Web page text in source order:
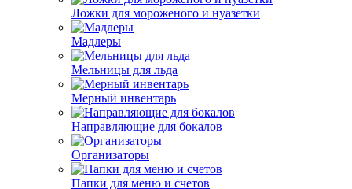
Ложки для мороженого и нуазетки
Мадлеры
Мельницы для льда
Мерный инвентарь
Направляющие для бокалов
Организаторы
Папки для меню и счетов